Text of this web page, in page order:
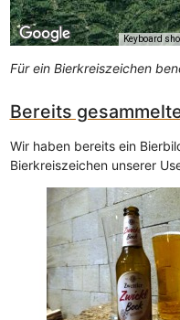
Keyboard
Für ein Bierkreiszeichen
Bereits
Wir haben bereits ein
Bierkreiszeichen unserer